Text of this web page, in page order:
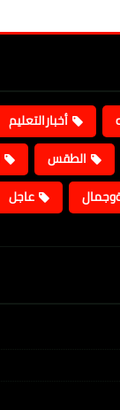
أخبارالتعليم
الطقس
عاجل